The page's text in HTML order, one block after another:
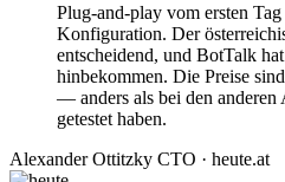
Plug-and-play vom ersten
Konfiguration. Der
entscheidend, und BotTalk
hinbekommen. Die Preise
— anders als bei den
getestet haben.
Alexander Ottitzky CTO · heute.at